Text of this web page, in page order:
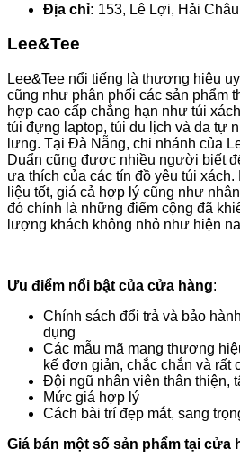
Địa chỉ: 153, Lê Lợi, Hải
Lee&Tee
Lee&Tee nổi tiếng là thương hiệu
cũng như phân phối các sản phẩm
hợp cao cấp chẳng hạn như túi
túi đựng laptop, túi du lịch và da tự
lưng. Tại Đà Nẵng, chi nhánh của
Duẩn cũng được nhiều người biết
ưa thích của các tín đồ yêu túi xách.
liệu tốt, giá cả hợp lý cũng như
đó chính là những điểm cộng đã
lượng khách không nhỏ như hiện
Ưu điểm nổi bật của cửa hàng:
Chính sách đổi trả và bảo
dụng
Các mẫu mã mang thương
kế đơn giản, chắc chắn và rất
Đội ngũ nhân viên thân thiện,
Mức giá hợp lý
Cách bài trí đẹp mắt, sang
Giá bán một số sản phẩm tại cửa